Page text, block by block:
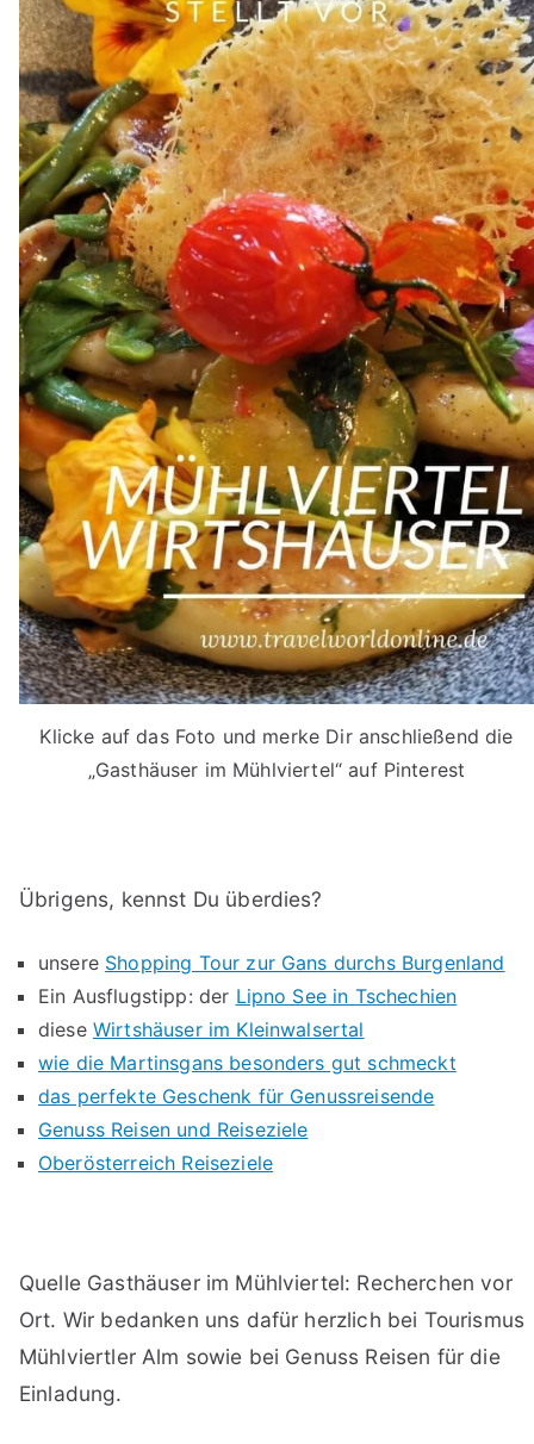
Klicke auf das Foto und merke Dir anschließend die
„Gasthäuser im Mühlviertel“ auf Pinterest
Übrigens, kennst Du überdies?
unsere Shopping Tour zur Gans durchs Burgenland
Ein Ausflugstipp: der Lipno See in Tschechien
diese Wirtshäuser im Kleinwalsertal
wie die Martinsgans besonders gut schmeckt
das perfekte Geschenk für Genussreisende
Genuss Reisen und Reiseziele
Oberösterreich Reiseziele
Quelle Gasthäuser im Mühlviertel: Recherchen vor
Ort. Wir bedanken uns dafür herzlich bei Tourismus
Mühlviertler Alm sowie bei Genuss Reisen für die
Einladung.